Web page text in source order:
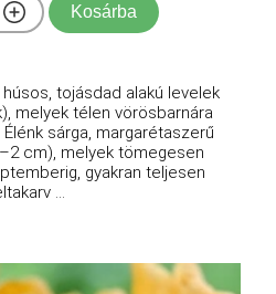
Kosárba
tojásdad alakú levelek
melyek télen vörösbarnára
sárga, margarétaszerű
cm), melyek tömegesen
gyakran teljesen
...